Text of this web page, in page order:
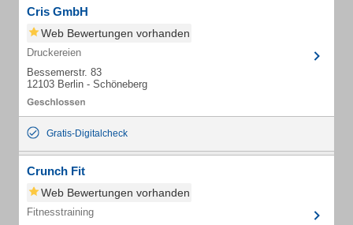
Cris GmbH
Web Bewertungen vorhanden
Druckereien
Bessemerstr. 83
12103 Berlin - Schöneberg
Gratis-Digitalcheck
Crunch Fit
Web Bewertungen vorhanden
Fitnesstraining